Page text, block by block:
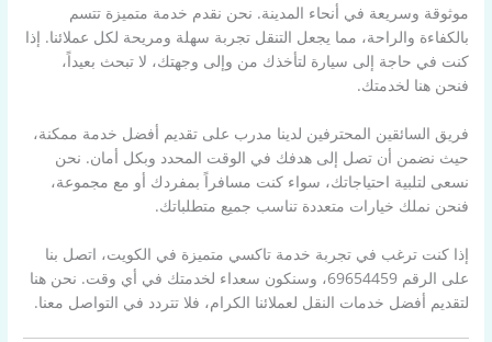
موثوقة وسريعة في أنحاء المدينة. نحن نقدم خدمة متميزة تتسم
بالكفاءة والراحة، مما يجعل التنقل تجربة سهلة ومريحة لكل عملائنا. إذا
كنت في حاجة إلى سيارة لتأخذك من وإلى وجهتك، لا تبحث بعيداً،
فنحن هنا لخدمتك.
فريق السائقين المحترفين لدينا مدرب على تقديم أفضل خدمة ممكنة،
حيث نضمن أن تصل إلى هدفك في الوقت المحدد وبكل أمان. نحن
نسعى لتلبية احتياجاتك، سواء كنت مسافراً بمفردك أو مع مجموعة،
فنحن نملك خيارات متعددة تناسب جميع متطلباتك.
إذا كنت ترغب في تجربة خدمة تاكسي متميزة في الكويت، اتصل بنا
على الرقم 69654459، وسنكون سعداء لخدمتك في أي وقت. نحن هنا
لتقديم أفضل خدمات النقل لعملائنا الكرام، فلا تتردد في التواصل معنا.